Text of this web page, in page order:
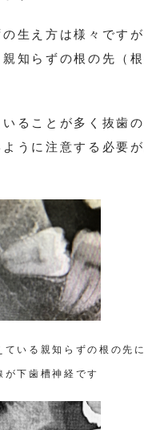
生え方は様々です
知らずの根の先（根
ることが多く抜歯
うに注意する必要が
いる親知らずの根の先
が下歯槽神経です